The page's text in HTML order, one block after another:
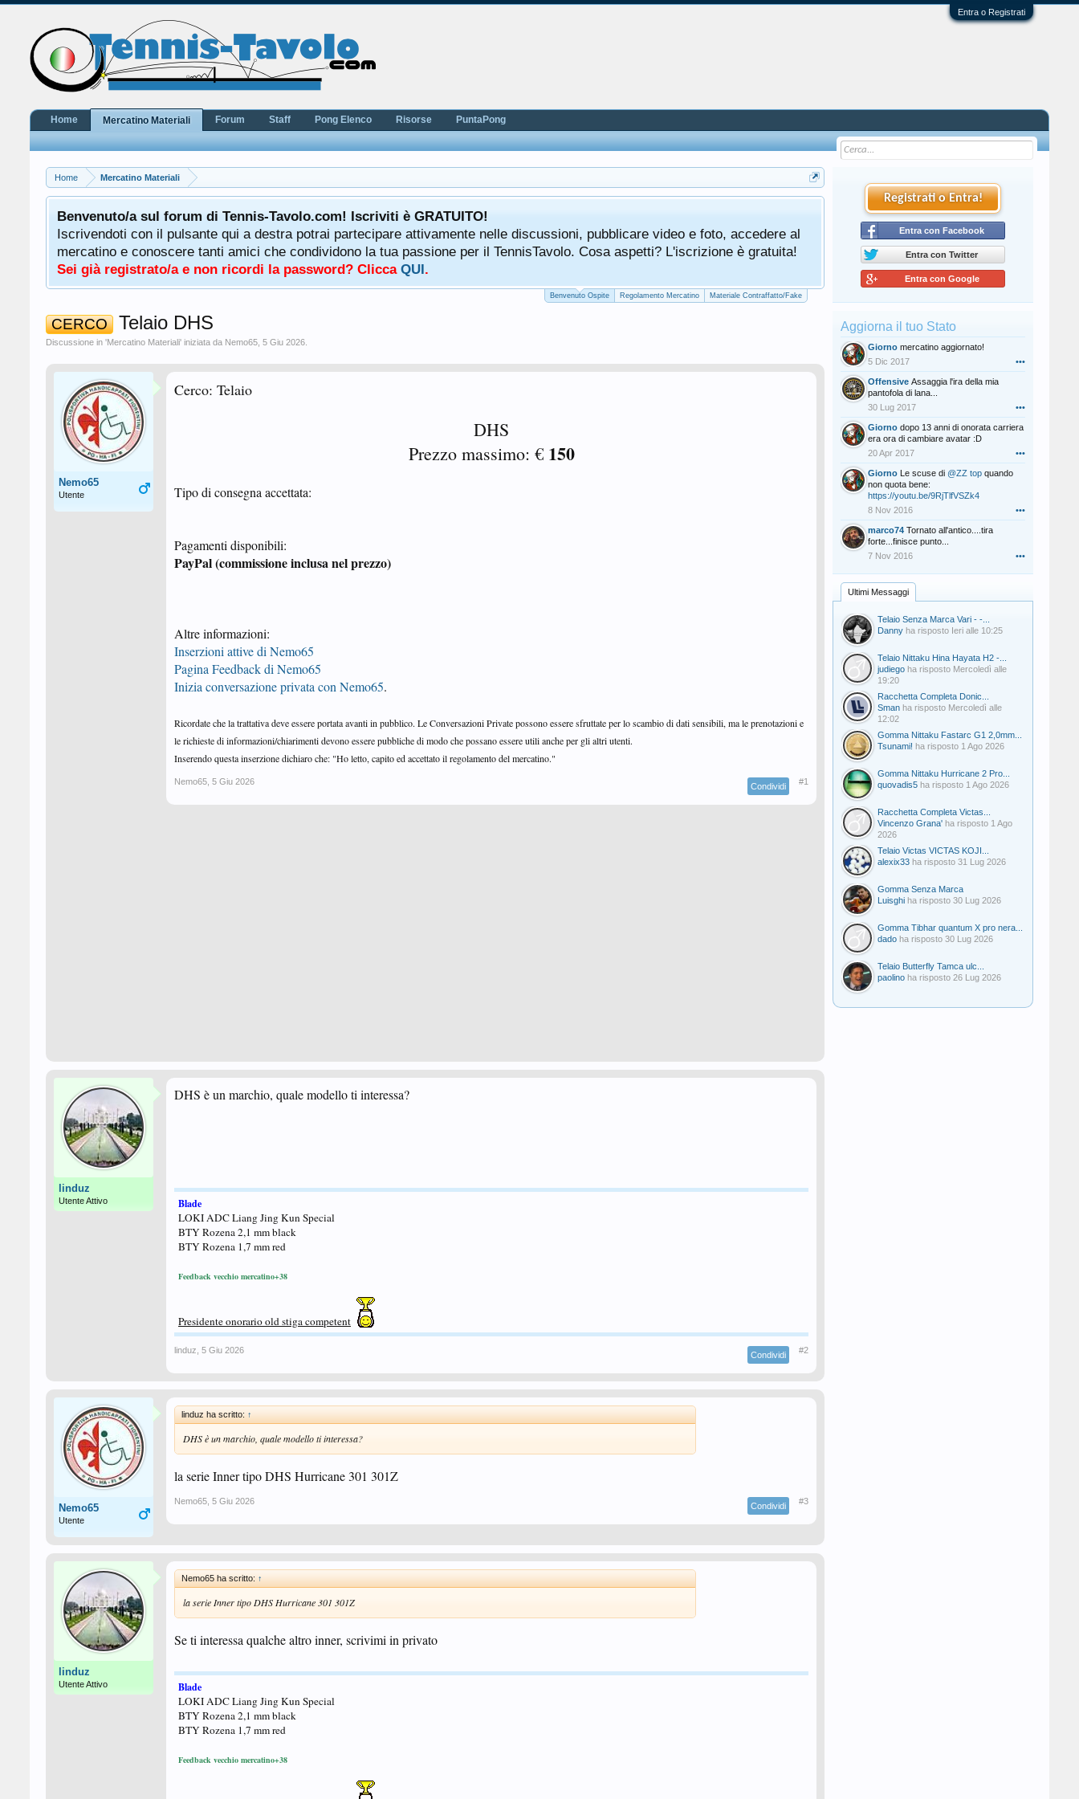
Entra o Registrati
Home Mercatino Materiali
Benvenuto/a sul forum di Tennis-Tavolo.com! Iscriviti è GRATUITO!
Iscrivendoti con il pulsante qui a destra potrai partecipare attivamente nelle discussioni, pubblicare video e foto, accedere al
mercatino e conoscere tanti amici che condividono la tua passione per il TennisTavolo. Cosa aspetti? L'iscrizione è gratuita!
Sei già registrato/a e non ricordi la password? Clicca QUI.
Tutti gli utenti che partecipano al
cliccando qui di seguito:Regolamento
Benvenuto Ospite Regolamento Mercatino Materiale Contraffatto/Fake
CERCO Telaio DHS
Discussione in 'Mercatino Materiali' iniziata da Nemo65 5 Giu 2026
Nemo65
Utente
Cerco: Telaio
DHS
Prezzo massimo: € 150
Tipo di consegna accettata:
Pagamenti disponibili:
PayPal (commissione inclusa nel prezzo)
Altre informazioni:
Inserzioni attive di Nemo65
Pagina Feedback di Nemo65
Inizia conversazione privata con Nemo65.
Ricordate che la trattativa deve essere portata avanti in pubblico. Le Conversazioni Private possono essere sfruttate per lo scambio di dati sensibili, ma le prenotazioni e
le richieste di informazioni/chiarimenti devono essere pubbliche di modo che possano essere utili anche per gli altri utenti.
Inserendo questa inserzione dichiaro che: "Ho letto, capito ed accettato il regolamento del mercatino."
Nemo65 5 Giu 2026 Condividi #1
linduz
Utente Attivo
DHS è un marchio, quale modello ti interessa?
Blade
LOKI ADC Liang Jing Kun Special
BTY Rozena 2,1 mm black
BTY Rozena 1,7 mm red
Feedback vecchio mercatino+38
Presidente onorario old stiga competent
linduz 5 Giu 2026 Condividi #2
Nemo65
Utente
linduz ha scritto: ↑
DHS è un marchio, quale modello ti interessa?
la serie Inner tipo DHS Hurricane 301 301Z
Nemo65 5 Giu 2026 Condividi #3
linduz
Utente Attivo
Nemo65 ha scritto: ↑
la serie Inner tipo DHS Hurricane 301 301Z
Se ti interessa qualche altro inner, scrivimi in privato
Blade
LOKI ADC Liang Jing Kun Special
BTY Rozena 2,1 mm black
BTY Rozena 1,7 mm red
Feedback vecchio mercatino+38
Registrati o Entra!
Entra con Facebook
Entra con Twitter
Entra con Google
Aggiorna il tuo Stato
Giorno mercatino aggiornato!
5 Dic 2017
•••
Offensive Assaggia l'ira della mia
pantofola di lana...
30 Lug 2017
•••
Giorno dopo 13 anni di onorata carriera
era ora di cambiare avatar :D
20 Apr 2017
•••
Giorno Le scuse di @ZZ top quando
non quota bene:
https://youtu.be/9RjTlfVSZk4
8 Nov 2016
•••
marco74 Tornato all'antico....tira
forte...finisce punto...
7 Nov 2016
•••
Ultimi Messaggi
Telaio Senza Marca Vari - -...
Danny ha risposto Ieri alle 10:25
Telaio Nittaku Hina Hayata H2 -...
judiego ha risposto Mercoledì alle
19:20
Racchetta Completa Donic...
Sman ha risposto Mercoledì alle
12:02
Gomma Nittaku Fastarc G1 2,0mm...
Tsunami! ha risposto 1 Ago 2026
Gomma Nittaku Hurricane 2 Pro...
quovadis5 ha risposto 1 Ago 2026
Racchetta Completa Victas...
Vincenzo Grana' ha risposto 1 Ago
2026
Telaio Victas VICTAS KOJI...
alexix33 ha risposto 31 Lug 2026
Gomma Senza Marca
Luisghi ha risposto 30 Lug 2026
Gomma Tibhar quantum X pro nera...
dado ha risposto 30 Lug 2026
Telaio Butterfly Tamca ulc...
paolino ha risposto 26 Lug 2026
Home Mercatino Materiali Forum Staff Pong Elenco Risorse PuntaPong